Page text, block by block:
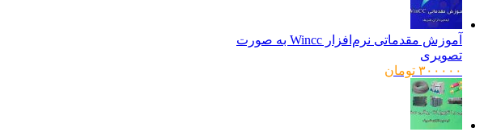
آموزش مقدماتی نرم‌افزار Wincc به صورت
تصویری
۳۰۰۰۰۰ تومان